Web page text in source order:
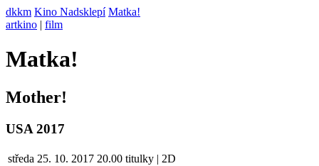
dkkm Kino Nadsklepí Matka!
artkino | film
Matka!
Mother!
USA 2017
středa 25. 10. 2017 20.00 titulky | 2D